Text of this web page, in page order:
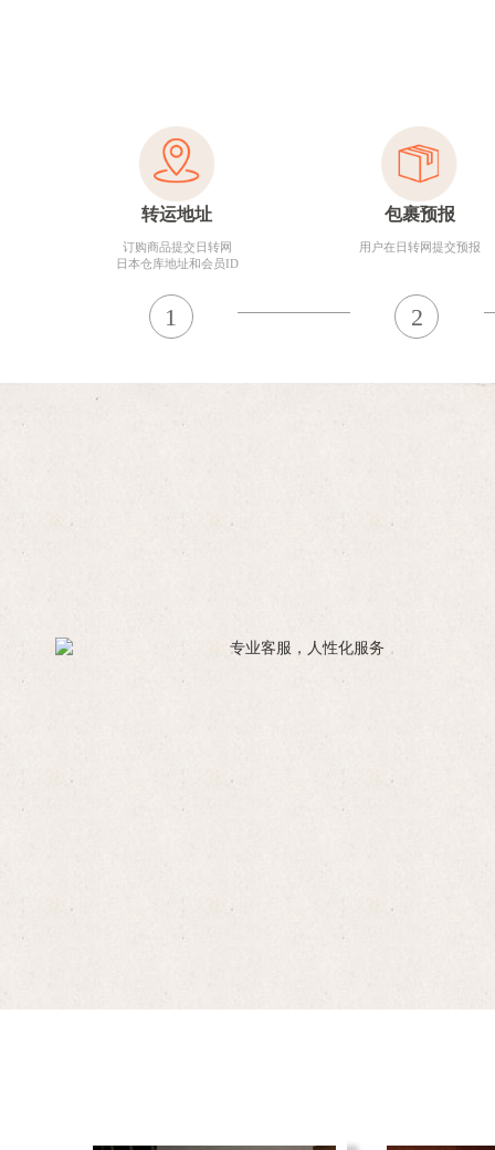
转运地址
订购商品提交日转网
日本仓库地址和会员ID
包裹预报
用户在日转网提交预报
1 2
EMS
最快速寄大包裹的配送方
式
比EMS更便宜，比船运
更快速的配送方法
时间和费用、自由选择